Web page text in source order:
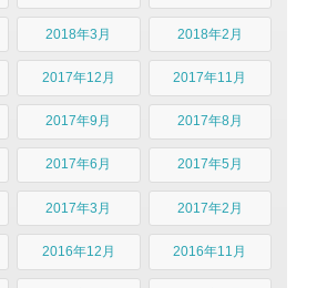
2018年3月 2018年2月
2017年12月 2017年11月
2017年9月 2017年8月
2017年6月 2017年5月
2017年3月 2017年2月
2016年12月 2016年11月